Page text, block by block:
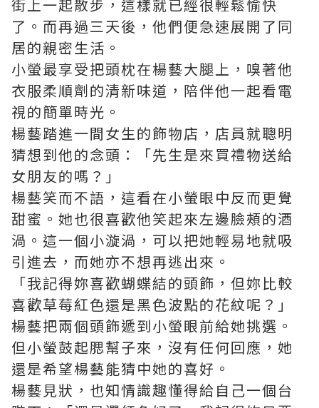
街上一起散步，這樣就已經很輕鬆愉快
了。而再過三天後，他們便急速展開了同
居的親密生活。
小螢最享受把頭枕在楊藝大腿上，嗅著他
衣服柔順劑的清新味道，陪伴他一起看電
視的簡單時光。
楊藝踏進一間女生的飾物店，店員就聰明
猜想到他的念頭：「先生是來買禮物送給
女朋友的嗎？」
楊藝笑而不語，這看在小螢眼中反而更覺
甜蜜。她也很喜歡他笑起來左邊臉頰的酒
渦。這一個小漩渦，可以把她輕易地就吸
引進去，而她亦不想再逃出來。
「我記得妳喜歡蝴蝶結的頭飾，但妳比較
喜歡草莓紅色還是黑色波點的花紋呢？」
楊藝把兩個頭飾遞到小螢眼前給她挑選。
但小螢鼓起腮幫子來，沒有任何回應，她
還是希望楊藝能猜中她的喜好。
楊藝見狀，也知情識趣懂得給自己一個台